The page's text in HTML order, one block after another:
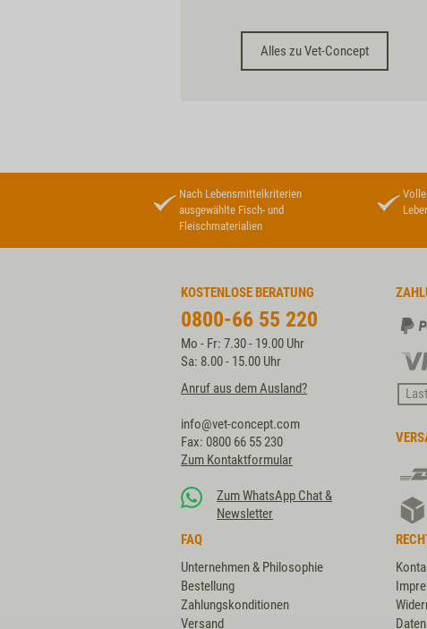
Alles zu Vet-Concept
Nach Lebensmittelkriterien
ausgewählte Fisch- und
Fleischmaterialien
KOSTENLOSE BERATUNG
0800-66 55 220
Mo - Fr: 7.30 - 19.00 Uhr
Sa: 8.00 - 15.00 Uhr
Anruf aus dem Ausland?
info@vet-concept.com
Fax: 0800 66 55 230
Zum Kontaktformular
Zum WhatsApp Chat &
Newsletter
DHL
DPD
FAQ
Unternehmen & Philosophie
Bestellung
Zahlungskonditionen
Versand